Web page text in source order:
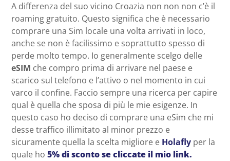
A differenza del suo vicino Croazia non non non c’è il
roaming gratuito. Questo significa che è necessario
comprare una Sim locale una volta arrivati in loco,
anche se non è facilissimo e soprattutto spesso di
perde molto tempo. Io generalmente scelgo delle
eSIM che compro prima di arrivare nel paese e
scarico sul telefono e l’attivo o nel momento in cui
varco il confine. Faccio sempre una ricerca per capire
qual è quella che sposa di più le mie esigenze. In
questo caso ho deciso di comprare una eSim che mi
desse traffico illimitato al minor prezzo e
sicuramente quella la scelta migliore e Holafly per la
quale ho 5% di sconto se cliccate il mio link.